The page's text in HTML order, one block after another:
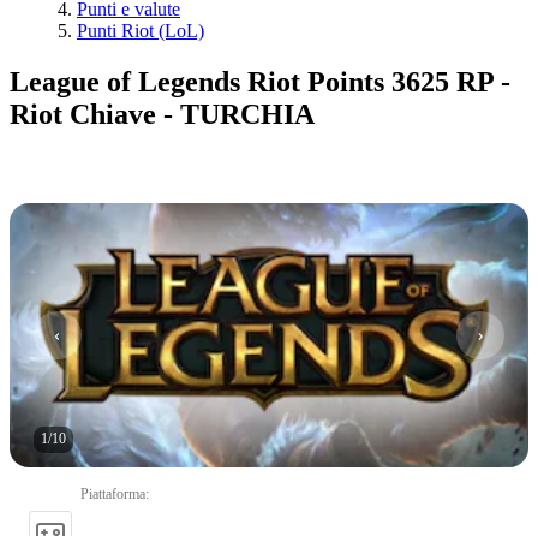
Punti e valute
Punti Riot (LoL)
League of Legends Riot Points 3625 RP -
Riot Chiave - TURCHIA
1/10
Piattaforma: